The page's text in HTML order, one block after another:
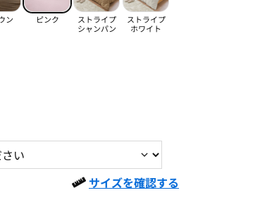
ン ピンク
ストライプ
シャンパン
ストライプ
ホワイト
サイズを確認する